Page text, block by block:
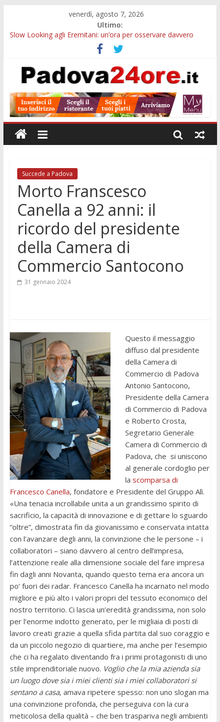
venerdì, agosto 7, 2026
Ultimo:
Slow Looking agli Eremitani: un’ora per osservare davvero
Bando sicurezza urbana Veneto: 650mila euro per Comuni e
Polizie locali
Sicurezza esodo estivo Padova: più controlli su strade, stazioni
Bonus trasporto pubblico Veneto: 200 euro per l’abbonamento
annuale
Notizie di Padova alle ore 10: arresto, fermata Busitalia e
tregua dal caldo
Succede a Padova
Morto Franscesco
Canella a 92 anni: il
ricordo del presidente
della Camera di
Commercio Santocono
31 gennaio 2024
Questo il messaggio
diffuso dal presidente
della Camera di
Commercio di Padova
Antonio Santocono,
Presidente della Camera
di Commercio di Padova
e Roberto Crosta,
Segretario Generale
Camera di Commercio di
Padova, che si uniscono
al generale cordoglio per
la scomparsa di
Francesco Canella, fondatore e Presidente del Gruppo Alì.
«Una tenacia incrollabile unita a un grandissimo spirito di
sacrificio, la capacità di innovazione e di gettare lo sguardo
“oltre”, dimostrata fin da giovanissimo e conservata intatta
con l’avanzare degli anni, la convinzione che le persone – i
collaboratori – siano davvero al centro dell’impresa,
l’attenzione reale alla dimensione sociale del fare impresa
fin dagli anni Novanta, quando questo tema era ancora un
po’ fuori dei radar. Francesco Canella ha incarnato nel modo
migliore e più alto i valori propri del tessuto economico del
nostro territorio. Ci lascia un’eredità grandissima, non solo
per l’enorme indotto generato, per le migliaia di posti di
lavoro creati grazie a quella sfida partita dal suo coraggio e
da un piccolo negozio di quartiere, ma anche per l’esempio
che ci ha regalato diventando fra i primi protagonisti di uno
stile imprenditoriale nuovo. Voglio che la mia azienda sia
un luogo dove sia i miei clienti sia i miei collaboratori si
sentano a casa, amava ripetere spesso: non uno slogan ma
una convinzione profonda, che perseguiva con la cura
meticolosa della qualità – che ben traspariva negli ambienti